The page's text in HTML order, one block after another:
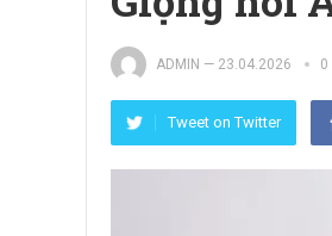
ADMIN — 23.04.2026 0
Tweet on Twitter